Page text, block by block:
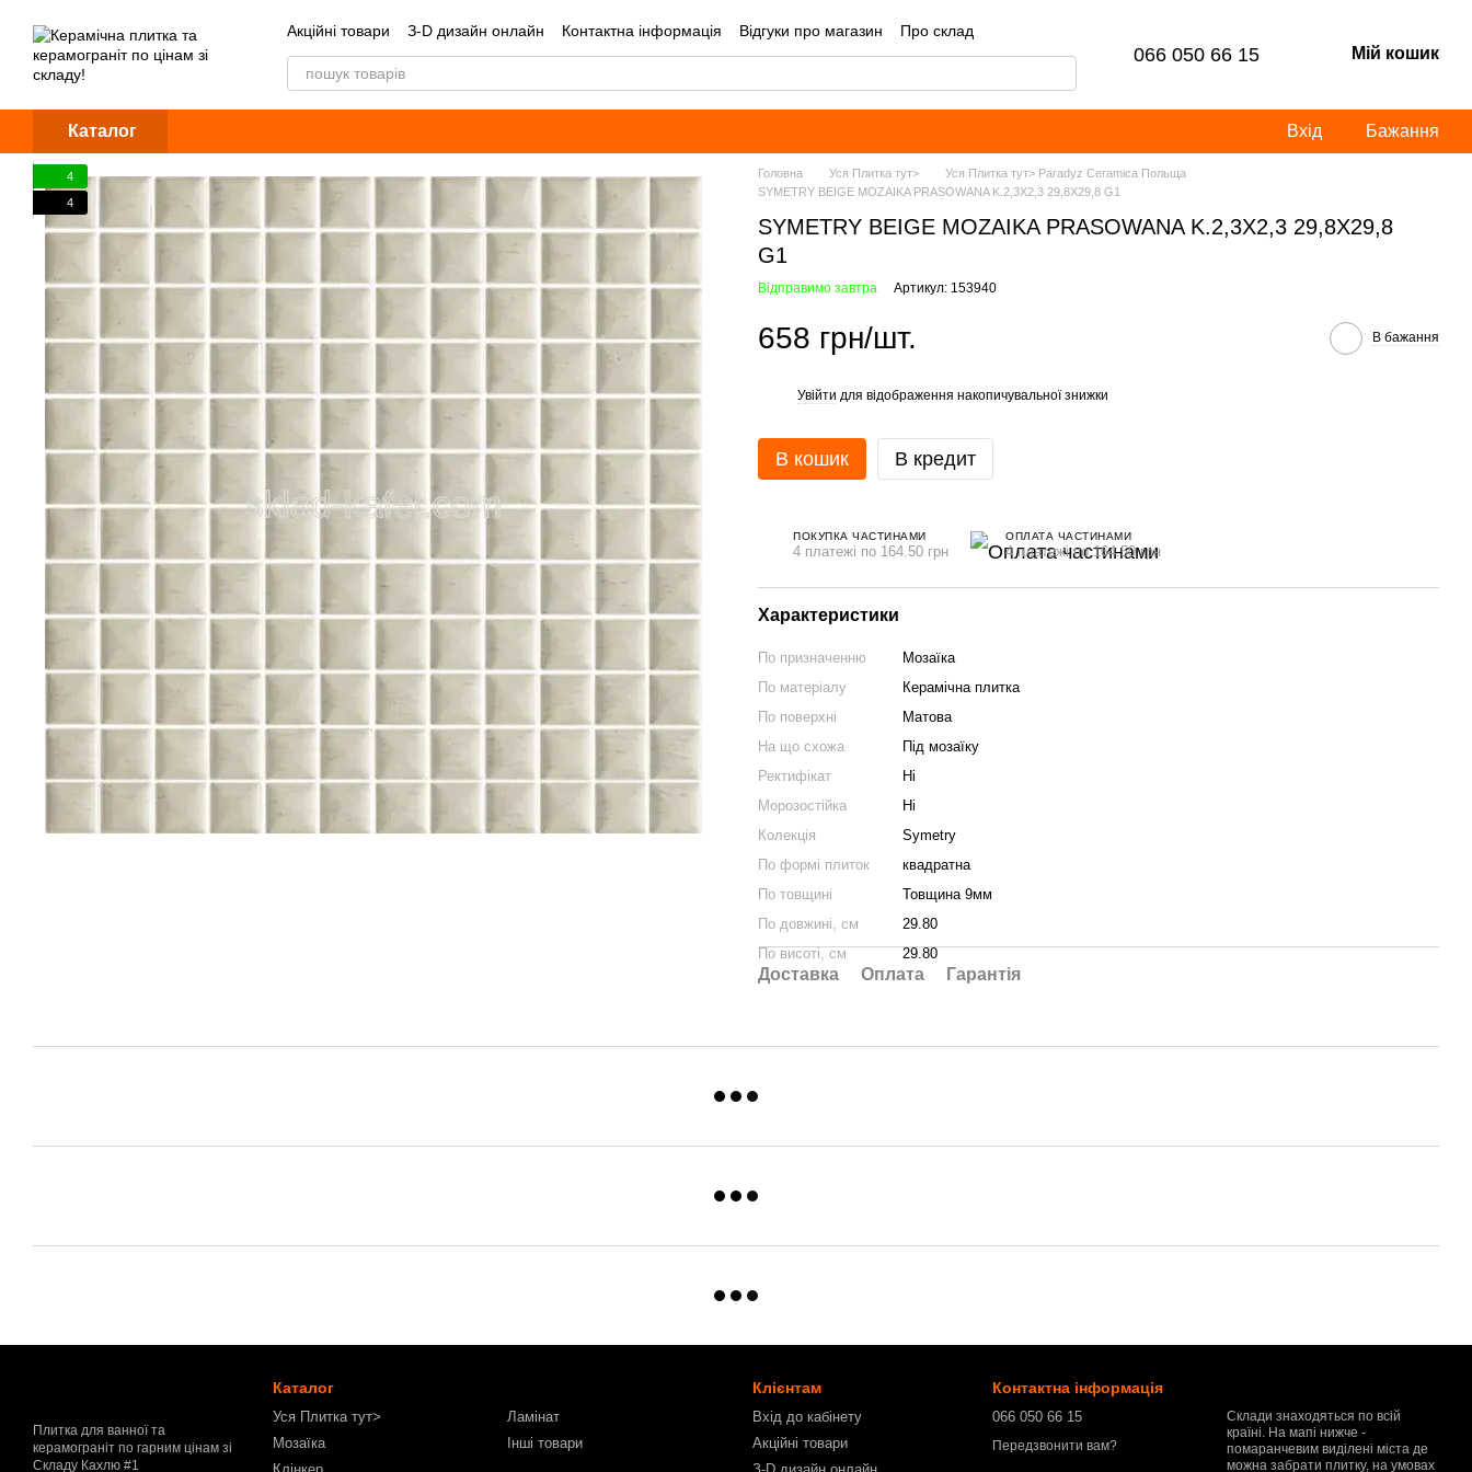
Акційні товари З-D дизайн онлайн Контактна інформація Відгуки про магазин
Про склад
Обмін та повернення
Блог Угода користувача Оплата і доставка 066 050 66 15 Мій кошик
Каталог Вхід Бажання
4
4
Головна Уся Плитка тут>
Уся Плитка тут> Paradyz Ceramica Польща
SYMETRY BEIGE MOZAIKA PRASOWANA K.2,3X2,3 29,8X29,8 G1
SYMETRY BEIGE MOZAIKA PRASOWANA K.2,3X2,3 29,8X29,8
G1
Відправимо завтра Артикул: 153940
658 грн/шт. В бажання
Увійти для відображення накопичувальної знижки
В кошик В кредит
ПОКУПКА ЧАСТИНАМИ
4 платежі по 164.50 грн
ОПЛАТА ЧАСТИНАМИ
4 платежі по 164.50 грн
Характеристики
По призначенню
Мозаїка
По матеріалу
Керамічна плитка
По поверхні
Матова
На що схожа
Під мозаїку
Ректифікат
Ні
Морозостійка
Ні
Колекція
Symetry
По формі плиток
квадратна
По товщині
Товщина 9мм
По довжині, см
29.80
По висоті, см
29.80
Доставка Оплата Гарантія
Плитка для ванної та
керамограніт по гарним цінам зі
Складу Кахлю #1
Каталог
Уся Плитка тут>
Мозаїка
Ламінат
Інші товари
Клієнтам
Вхід до кабінету
Акційні товари
Контактна інформація
066 050 66 15
Передзвонити вам?
Склади знаходяться по всій
країні. На мапі нижче -
помаранчевим виділені міста де
можна забрати плитку, на умовах